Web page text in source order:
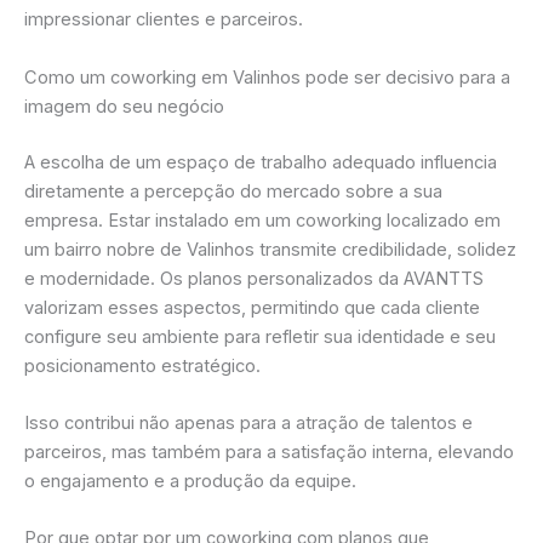
impressionar clientes e parceiros.
Como um coworking em Valinhos pode ser decisivo para a
imagem do seu negócio
A escolha de um espaço de trabalho adequado influencia
diretamente a percepção do mercado sobre a sua
empresa. Estar instalado em um coworking localizado em
um bairro nobre de Valinhos transmite credibilidade, solidez
e modernidade. Os planos personalizados da AVANTTS
valorizam esses aspectos, permitindo que cada cliente
configure seu ambiente para refletir sua identidade e seu
posicionamento estratégico.
Isso contribui não apenas para a atração de talentos e
parceiros, mas também para a satisfação interna, elevando
o engajamento e a produção da equipe.
Por que optar por um coworking com planos que